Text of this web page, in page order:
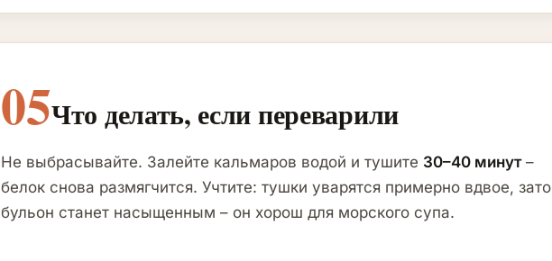
05Что делать, если переварили
Не выбрасывайте. Залейте кальмаров водой и тушите 30–40 минут–
белок снова размягчится. Учтите: тушки уварятся примерно вдвое, зато
бульон станет насыщенным – он хорош для морского супа.